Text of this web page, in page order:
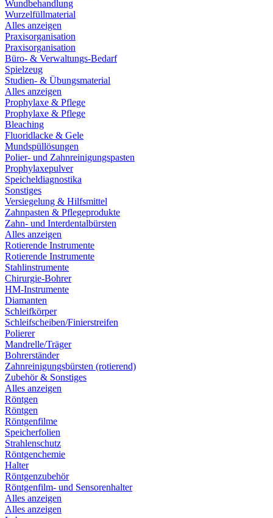
Wundbehandlung
Wurzelfüllmaterial
Alles anzeigen
Praxisorganisation
Praxisorganisation
Büro- & Verwaltungs-Bedarf
Spielzeug
Studien- & Übungsmaterial
Alles anzeigen
Prophylaxe & Pflege
Prophylaxe & Pflege
Bleaching
Fluoridlacke & Gele
Mundspüllösungen
Polier- und Zahnreinigungspasten
Prophylaxepulver
Speicheldiagnostika
Sonstiges
Versiegelung & Hilfsmittel
Zahnpasten & Pflegeprodukte
Zahn- und Interdentalbürsten
Alles anzeigen
Rotierende Instrumente
Rotierende Instrumente
Stahlinstrumente
Chirurgie-Bohrer
HM-Instrumente
Diamanten
Schleifkörper
Schleifscheiben/Finierstreifen
Polierer
Mandrelle/Träger
Bohrerständer
Zahnreinigungsbürsten (rotierend)
Zubehör & Sonstiges
Alles anzeigen
Röntgen
Röntgen
Röntgenfilme
Speicherfolien
Strahlenschutz
Röntgenchemie
Halter
Röntgenzubehör
Röntgenfilm- und Sensorenhalter
Alles anzeigen
Alles anzeigen